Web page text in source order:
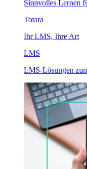
Sinnvolles Lernen
Totara
Ihr LMS, Ihre Art
LMS
LMS-Lösungen